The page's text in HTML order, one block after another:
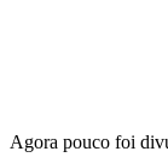
Agora pouco foi